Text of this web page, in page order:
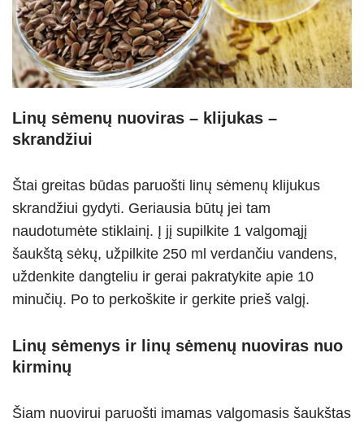
Linų sėmenų nuoviras – klijukas –
skrandžiui
Štai greitas būdas paruošti linų sėmenų klijukus
skrandžiui gydyti. Geriausia būtų jei tam
naudotumėte stiklainį. Į jį supilkite 1 valgomąjį
šaukštą sėkų, užpilkite 250 ml verdančiu vandens,
uždenkite dangteliu ir gerai pakratykite apie 10
minučių. Po to perkoškite ir gerkite prieš valgį.
Linų sėmenys ir linų sėmenų nuoviras nuo
kirminų
Šiam nuovirui paruošti imamas valgomasis šaukštas